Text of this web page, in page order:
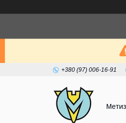
+380 (97) 006-16-91